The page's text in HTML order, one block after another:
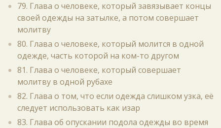
79. Глава о человеке, который завязывает концы
своей одежды на затылке, а потом совершает
молитву
80. Глава о человеке, который молится в одной
одежде, часть которой на ком-то другом
81. Глава о человеке, который совершает
молитву в одной рубахе
82. Глава о том, что если одежда слишком узка, её
следует использовать как изар
83. Глава об опускании подола одежды во время